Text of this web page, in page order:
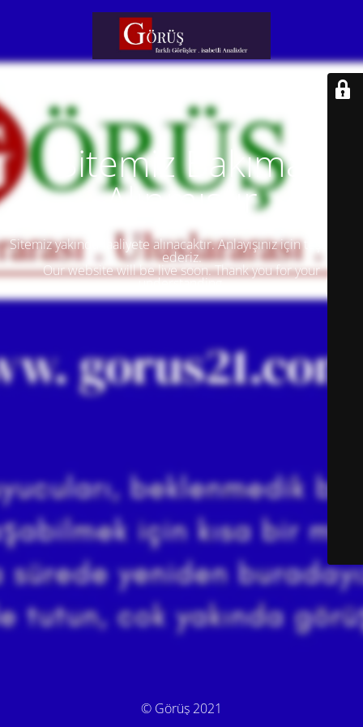
Sitemiz Bakıma
Alınmıştır
Sitemiz yakında faaliyete alınacaktır. Anlayışınız için teşekkür
ederiz.
Our website will be live soon. Thank you for your
understanding.
© Görüş 2021